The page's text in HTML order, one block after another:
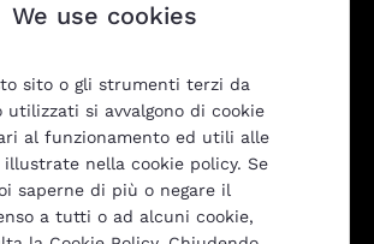
We use cookies
sito o gli strumenti terzi da
utilizzati si avvalgono di cookie
al funzionamento ed utili alle
nella cookie policy. Se
saperne di più o negare il
a tutti o ad alcuni cookie,